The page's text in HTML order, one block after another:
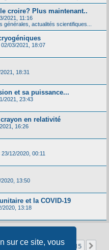
sur ce site, vous
croire? Plus maintenant..
2021, 11:16
générales, actualités scientifiques...
02/03/2021, 18:07
18:31
et sa puissance...
2021, 23:43
en relativité
16:26
23/12/2020, 00:11
13:50
et la COVID-19
2020, 13:18
Page 1sur15
1 2 3 4 5 … 15